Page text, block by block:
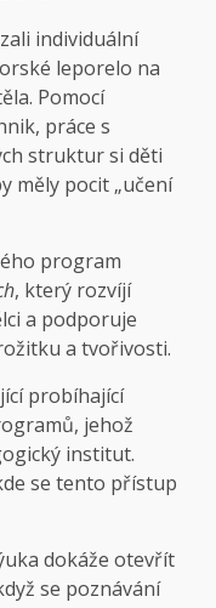
individuální
leporelo na
Pomocí
práce s
struktur si děti
měly pocit „učení
program
, který rozvíjí
a podporuje
a tvořivosti.
probíhající
jehož
institut.
se tento přístup
dokáže otevřít
se poznávání